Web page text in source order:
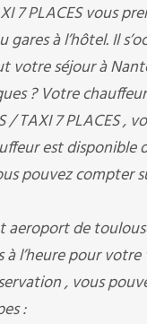
7 PLACES vous
à l’hôtel. Il
séjour à
? Votre
/ TAXI 7 PLACES
est disponible
pouvez compter
aeroport de
à l’heure pour
, vous
: